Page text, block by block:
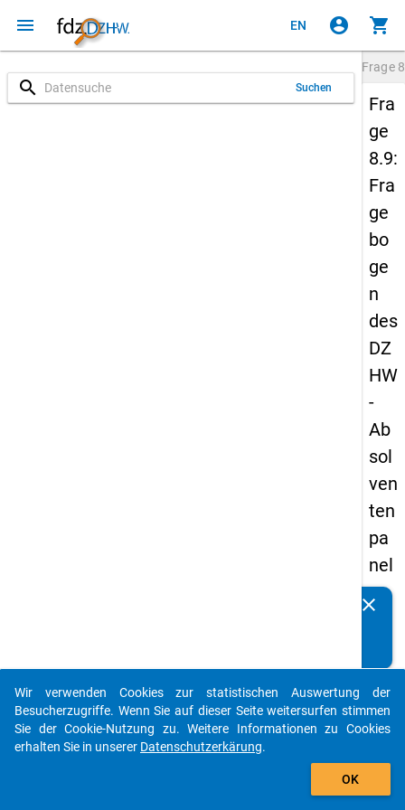
menu EN account_circle shopping_cart
search Suchen
Frage
Fra
ge
8.9:
Fra
ge
bo
ge
n
des
DZ
HW
-
Ab
sol
ven
ten
pa
nel
s
-
zw
eit
clear
auto_stories
add_shopping_cart
Wir verwenden Cookies zur statistischen Auswertung der
Besucherzugriffe. Wenn Sie auf dieser Seite weitersurfen stimmen
Sie der Cookie-Nutzung zu. Weitere Informationen zu Cookies
erhalten Sie in unserer Datenschutzerkärung.
OK